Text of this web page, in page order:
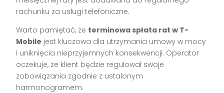
rachunku za usługi telefoniczne.
Warto pamiętać, że terminowa spłata rat w T-
Mobile jest kluczowa dla utrzymania umowy w mocy
i uniknięcia nieprzyjemnych konsekwencji. Operator
oczekuje, że klient będzie regulował swoje
zobowiązania zgodnie z ustalonym
harmonogramem.